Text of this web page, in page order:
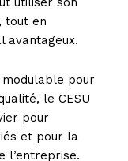
tout en
avantageux.
pour
le CESU
pour
et pour la
l’entreprise.